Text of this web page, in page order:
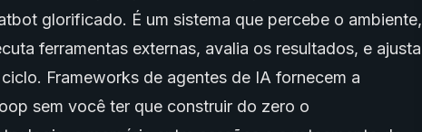
glorificado. É um sistema que percebe o ambiente,
ferramentas externas, avalia os resultados, e ajusta
Frameworks de agentes de IA fornecem a
sem você ter que construir do zero o